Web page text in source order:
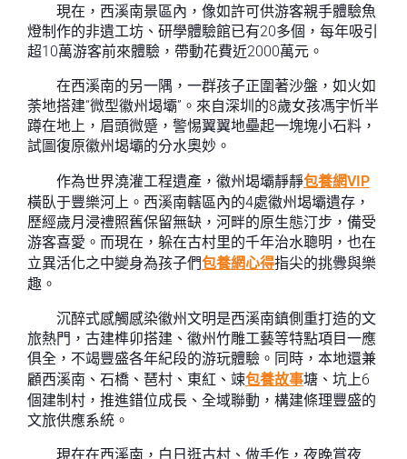
現在，西溪南景區內，像如許可供游客親手體驗魚
燈制作的非遺工坊、研學體驗館已有20多個，每年吸引
超10萬游客前來體驗，帶動花費近2000萬元。
在西溪南的另一隅，一群孩子正圍著沙盤，如火如
荼地搭建“微型徽州堨壩”。來自深圳的8歲女孩馮宇忻半
蹲在地上，眉頭微蹙，警惕翼翼地壘起一塊塊小石料，
試圖復原徽州堨壩的分水奧妙。
作為世界澆灌工程遺產，徽州堨壩靜靜包養網VIP
橫臥于豐樂河上。西溪南轄區內的4處徽州堨壩遺存，
歷經歲月浸禮照舊保留無缺，河畔的原生態汀步，備受
游客喜愛。而現在，躲在古村里的千年治水聰明，也在
立異活化之中變身為孩子們包養網心得指尖的挑釁與樂
趣。
沉醉式感觸感染徽州文明是西溪南鎮側重打造的文
旅熱門，古建榫卯搭建、徽州竹雕工藝等特點項目一應
俱全，不竭豐盛各年紀段的游玩體驗。同時，本地還兼
顧西溪南、石橋、琶村、東紅、竦包養故事塘、坑上6
個建制村，推進錯位成長、全域聯動，構建條理豐盛的
文旅供應系統。
現在在西溪南，白日逛古村、做手作，夜晚賞夜